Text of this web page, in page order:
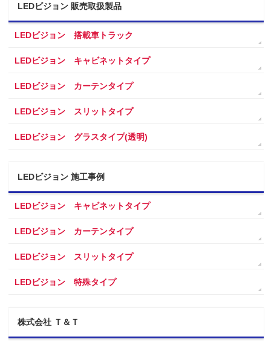
LEDビジョン 販売取扱製品
LEDビジョン 搭載車トラック
LEDビジョン キャビネットタイプ
LEDビジョン カーテンタイプ
LEDビジョン スリットタイプ
LEDビジョン グラスタイプ(透明)
LEDビジョン 施工事例
LEDビジョン キャビネットタイプ
LEDビジョン カーテンタイプ
LEDビジョン スリットタイプ
LEDビジョン 特殊タイプ
株式会社 Ｔ＆Ｔ